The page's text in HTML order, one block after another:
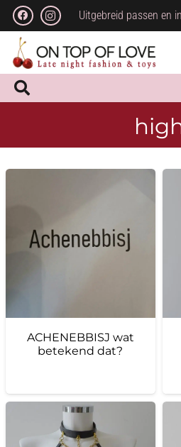
Uitgebreid passen en
ACHENEBBISJ wat
betekend dat?